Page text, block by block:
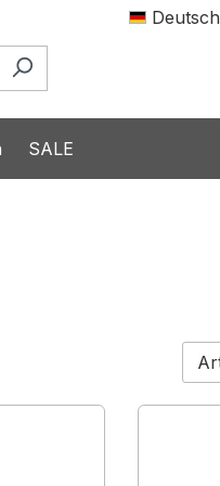
Deutsch
SALE